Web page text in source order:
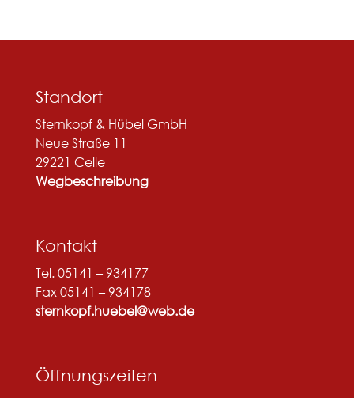
Standort
Sternkopf & Hübel GmbH
Neue Straße 11
29221 Celle
Wegbeschreibung
Kontakt
Tel. 05141 – 934177
Fax 05141 – 934178
sternkopf.huebel@web.de
Öffnungszeiten